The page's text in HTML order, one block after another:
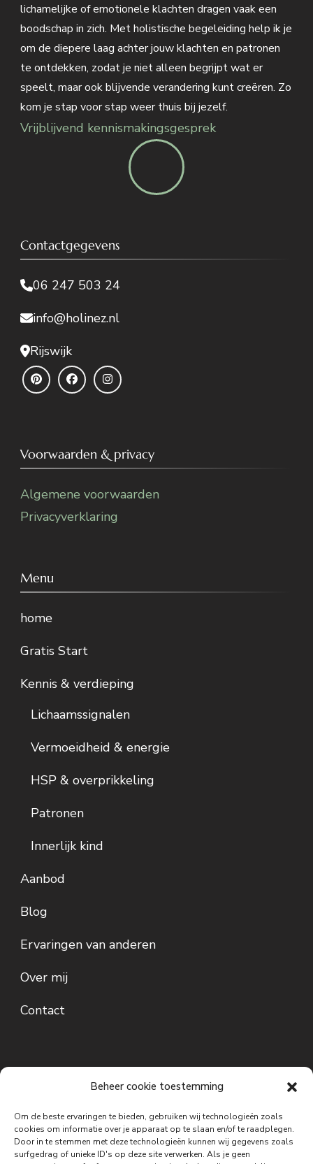
Beheer cookie toestemming
Om de beste ervaringen te bieden, gebruiken wij technologieën zoals
cookies om informatie over je apparaat op te slaan en/of te raadplegen.
Door in te stemmen met deze technologieën kunnen wij gegevens zoals
surfgedrag of unieke ID's op deze site verwerken. Als je geen
lichamelijke of emotionele klachten dragen vaak een
boodschap in zich. Met holistische begeleiding help ik je
om de diepere laag achter jouw klachten en patronen
te ontdekken, zodat je niet alleen begrijpt wat er
speelt, maar ook blijvende verandering kunt creëren. Zo
kom je stap voor stap weer thuis bij jezelf.
Vrijblijvend kennismakingsgesprek
Contactgegevens
06 247 503 24
info@holinez.nl
Rijswijk
Voorwaarden & privacy
Algemene voorwaarden
Privacyverklaring
Menu
home
Gratis Start
Kennis & verdieping
Lichaamssignalen
Vermoeidheid & energie
HSP & overprikkeling
Patronen
Innerlijk kind
Aanbod
Blog
Ervaringen van anderen
Over mij
Contact
Disclaimer: De informatie op deze website is bedoeld ter inspiratie,
bewustwording en persoonlijke ontwikkeling. De inzichten, oefeningen,